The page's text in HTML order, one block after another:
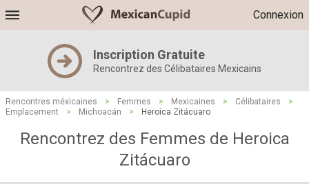
Connexion
Inscription Gratuite
Rencontrez des Célibataires Mexicains
Rencontres méxicaines > Femmes > Mexicaines > Célibataires
>
Emplacement
> Michoacán > Heroica Zitácuaro
Rencontrez des Femmes de Heroica
Zitácuaro